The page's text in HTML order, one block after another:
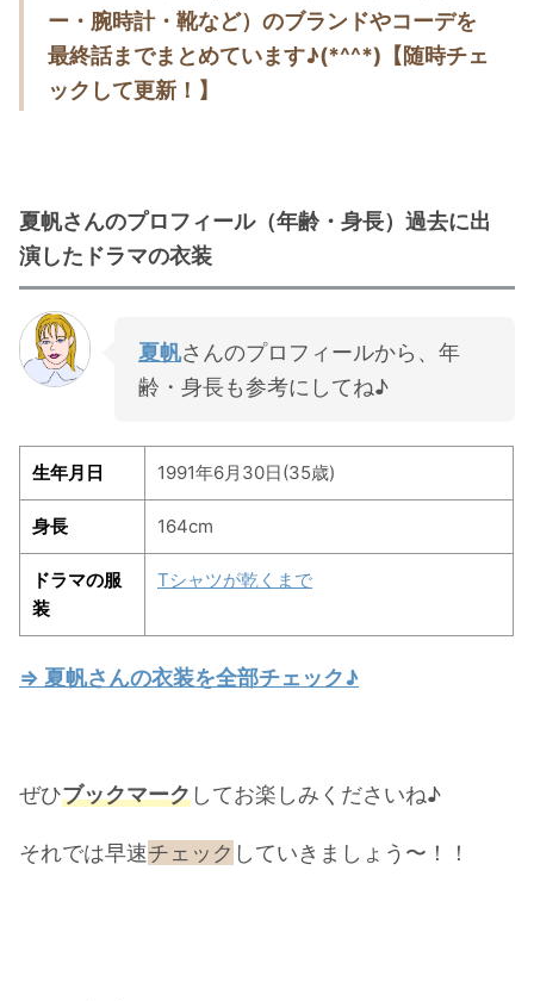
北川景子
橋本環奈
・京本大我
・松村北斗
・赤楚衛二
・木村拓哉（キムタク）
・佐藤健
・永瀬廉
・平野紫耀
・松下洸平
・山田裕貴
ー・腕時計・靴など）のブランドやコーデを
最終話までまとめています♪(*^^*)【随時チェ
ックして更新！】
夏帆さんのプロフィール（年齢・身長）過去に出
演したドラマの衣装
夏帆さんのプロフィールから、年
齢・身長も参考にしてね♪
生年月日 1991年6月30日(35歳)
身長 164cm
ドラマの服
装
Tシャツが乾くまで
⇒ 夏帆さんの衣装を全部チェック♪
ぜひブックマークしてお楽しみくださいね♪
それでは早速チェック していきましょう〜！！